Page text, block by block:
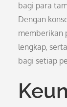
bagi para
Dengan
memberikan
lengkap,
bagi setiap